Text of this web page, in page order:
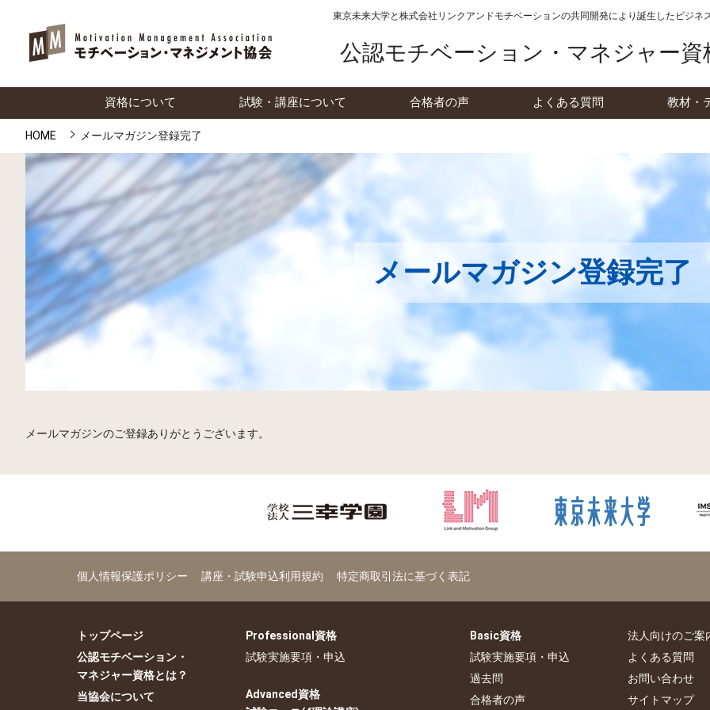
東京未来大学と株式会社リンクアンドモチベーションの共同開発により誕生したビジネ
公認モチベーション・マネジャー資
資格について 試験・講座について 合格者の声 よくある質問 教材・
HOME メールマガジン登録完了
メールマガジン登録完了
メールマガジンのご登録ありがとうございます。
個人情報保護ポリシー 講座・試験申込利用規約 特定商取引法に基づく表記
トップページ
公認モチベーション・
マネジャー資格とは？
当協会について
Professional資格
試験実施要項・申込
Advanced資格
Basic資格
試験実施要項・申込
過去問
合格者の声
法人向けのご案
よくある質問
お問い合わせ
サイトマップ